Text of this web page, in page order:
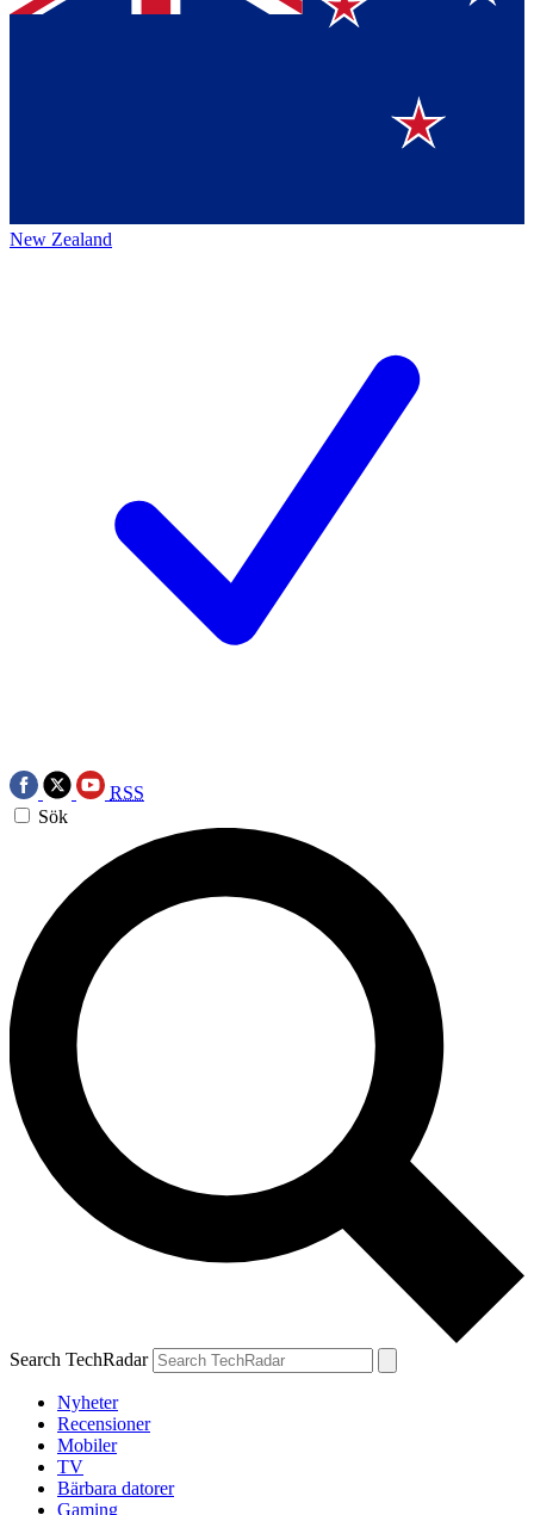
New Zealand
RSS
Sök
Search TechRadar
Nyheter
Recensioner
Mobiler
TV
Bärbara datorer
Gaming